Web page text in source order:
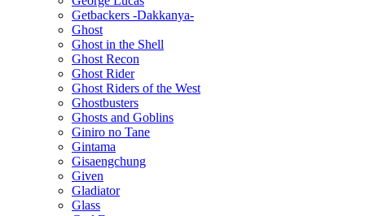
Getbackers -Dakkanya-
Ghost
Ghost in the Shell
Ghost Recon
Ghost Rider
Ghost Riders of the West
Ghostbusters
Ghosts and Goblins
Giniro no Tane
Gintama
Gisaengchung
Given
Gladiator
Glass